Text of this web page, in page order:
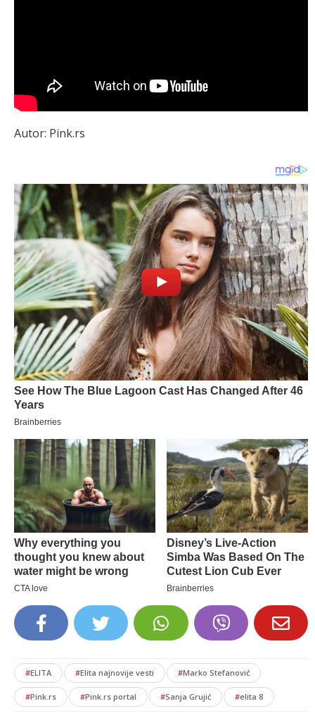
Autor: Pink.rs
#ELITA #Elita najnovije vesti #Marko Stefanović
#Pink.rs #Pink.rs portal #Sanja Grujić #elita 8